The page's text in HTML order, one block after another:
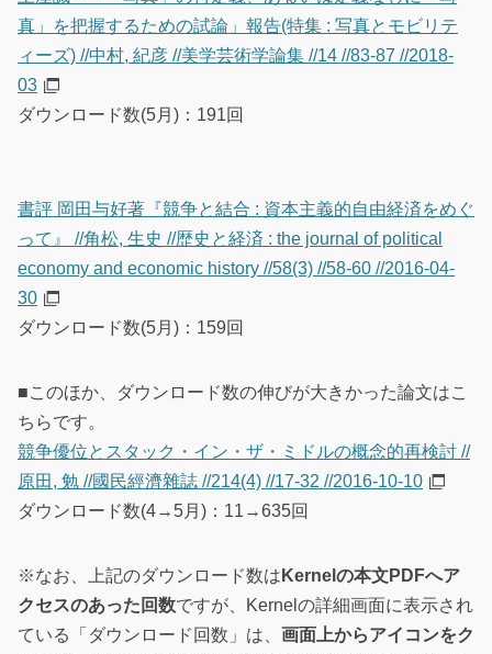
真」を把握するための試論」報告(特集 : 写真とモビリテ
ィーズ) //中村, 紀彦 //美学芸術学論集 //14 //83-87 //2018-
03
ダウンロード数(5月)：191回
書評 岡田与好著『競争と結合 : 資本主義的自由経済をめぐ
って』 //角松, 生史 //歴史と経済 : the journal of political
economy and economic history //58(3) //58-60 //2016-04-
30
ダウンロード数(5月)：159回
■このほか、ダウンロード数の伸びが大きかった論文はこ
ちらです。
競争優位とスタック・イン・ザ・ミドルの概念的再検討 //
原田, 勉 //國民經濟雜誌 //214(4) //17-32 //2016-10-10
ダウンロード数(4→5月)：11→635回
※なお、上記のダウンロード数は Kernelの本文PDFへア
クセスのあった回数ですが、Kernelの詳細画面に表示され
ている「ダウンロード回数」は、 画面上からアイコンをク